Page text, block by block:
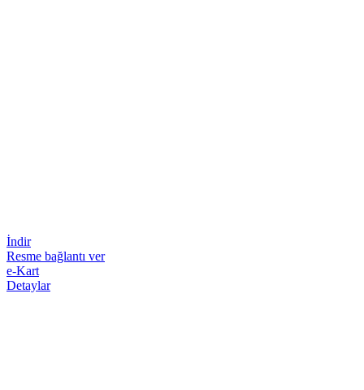
İndir
Resme bağlantı ver
e-Kart
Detaylar